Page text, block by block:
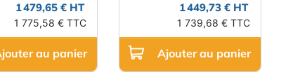
1 479,65 € HT
1 775,58 € TTC
au panier
1 449,73 € HT
1 739,68 € TTC
Ajouter au panier